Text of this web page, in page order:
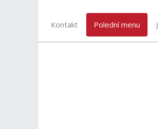
Kontakt Polední menu